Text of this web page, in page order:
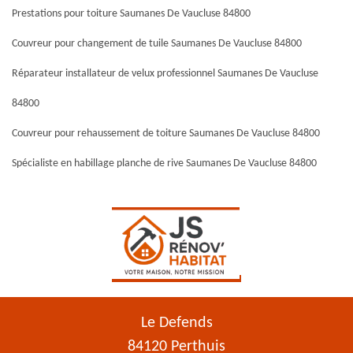
Prestations pour toiture Saumanes De Vaucluse 84800
Couvreur pour changement de tuile Saumanes De Vaucluse 84800
Réparateur installateur de velux professionnel Saumanes De Vaucluse
84800
Couvreur pour rehaussement de toiture Saumanes De Vaucluse 84800
Spécialiste en habillage planche de rive Saumanes De Vaucluse 84800
Le Defends
84120 Perthuis